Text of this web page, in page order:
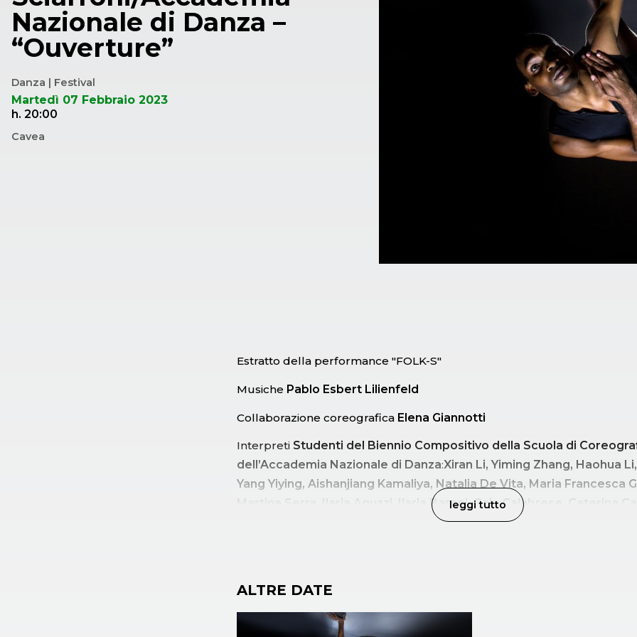
Nazionale di Danza –
“Ouverture”
Danza | Festival
Martedì 07 Febbraio 2023
h. 20:00
Cavea
Estratto della performance "FOLK-S"
Musiche Pablo Esbert Lilienfeld
Collaborazione coreografica Elena Giannotti
Interpreti Studenti del Biennio Compositivo della Scuola di
dell’Accademia Nazionale di Danza:Xiran Li, Yiming Zhang, Haohua
Yang Yiying, Aishanjiang Kamaliya, Natalia De Vita, Maria Francesca
Martina Serra, Ilaria Aguzzi, Ilaria Baroni, Gaia Calabrese, Caterina
Esposito, Sara Ferrigno, Raffaella Mencarelli, Virginia Picchi, Laura
Ouverture è il titolo con il quale Alessandro Sciarroni, Leone d’oro della
Danza 2019, presenta l’estratto iniziale della performance
leggi tutto
ALTRE DATE